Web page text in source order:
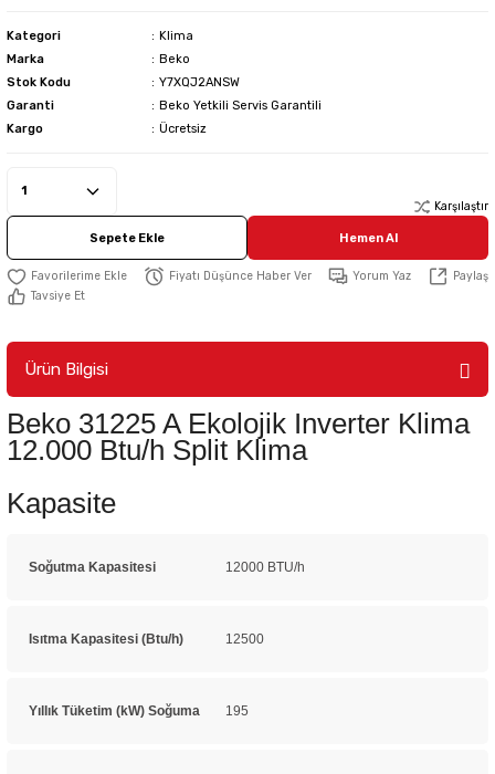
Kategori
Klima
Marka
Beko
Stok Kodu
Y7XQJ2ANSW
Garanti
Beko Yetkili Servis Garantili
Kargo
Ücretsiz
Karşılaştır
Sepete Ekle Hemen Al
Fiyatı Düşünce Haber Ver Yorum Yaz
Paylaş
Tavsiye Et
Ürün Bilgisi
Beko 31225 A Ekolojik Inverter Klima
12.000 Btu/h Split Klima
Kapasite
Soğutma Kapasitesi 12000 BTU/h
Isıtma Kapasitesi (Btu/h) 12500
Yıllık Tüketim (kW) Soğuma 195